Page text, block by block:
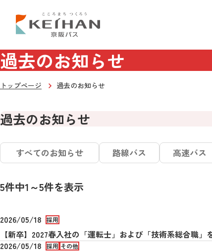
過去のお知らせ
トップページ 過去のお知らせ
過去のお知らせ
すべてのお知らせ 路線バス 高速バス
5件中1～5件を表示
2026/05/18 採用
【新卒】2027春入社の「運転士」および「技術系総合職
2026/05/18
採用 その他